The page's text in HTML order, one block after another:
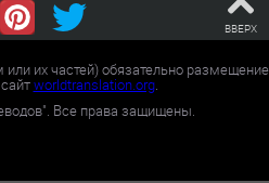
ВВЕРХ
их частей) обязательно размещение
worldtranslation.org.
Все права защищены.